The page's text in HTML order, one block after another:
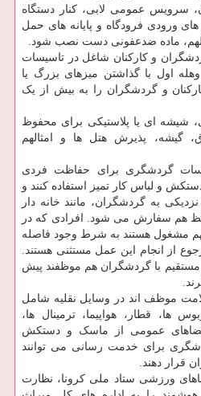
سرویس عمومی لابی، کنار دستگاه
ورودی فرودگاه و پایانه های حمل
ماده ضدعفونی دست نصب شود.
و کارکنان شاغل در تاسیسات
اول با گذاشتن میزهای بزرگ یا
و گردشگران را به بیش از یک
شیشه ای یا پلاستیکی برای محفوظ
گیشه، پذیرش هتل ها و امثالهم
گردشگری برای حفاظت فردی
و لباس کار تمیز استفاده کنند و
به گردشگران، مانند خانه دار
هم سفارش می شود. افرادی که در
مشغول هستند به شرط وجود فاصله
از انجام این عمل مستثنی هستند.
مستقیم با گردشگران هم موظفند پیش
موظف اند در وسایل نقلیه شامل
ها، قطار، هواپیما، ترمینال ها،
فضاهای عمومی از ماسک و دستکش
برای خدمت رسانی می توانند
قرار دهند.
ورزشی ستاد ملی کرونا، نظارت